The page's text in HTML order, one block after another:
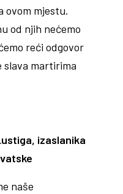
ovom mjestu.
od njih nećemo
reći odgovor
slava martirima
izaslanika
naše